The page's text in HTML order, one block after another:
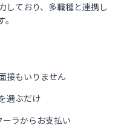
しており、多職種と連携し
接もいりません
選ぶだけ
ラからお支払い